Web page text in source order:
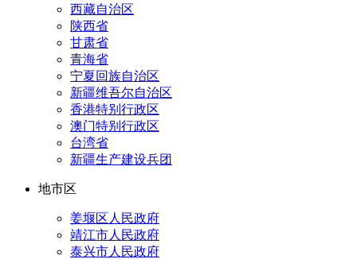
西藏自治区
陕西省
甘肃省
青海省
宁夏回族自治区
新疆维吾尔自治区
香港特别行政区
澳门特别行政区
台湾省
新疆生产建设兵团
地市区
姜堰区人民政府
靖江市人民政府
泰兴市人民政府